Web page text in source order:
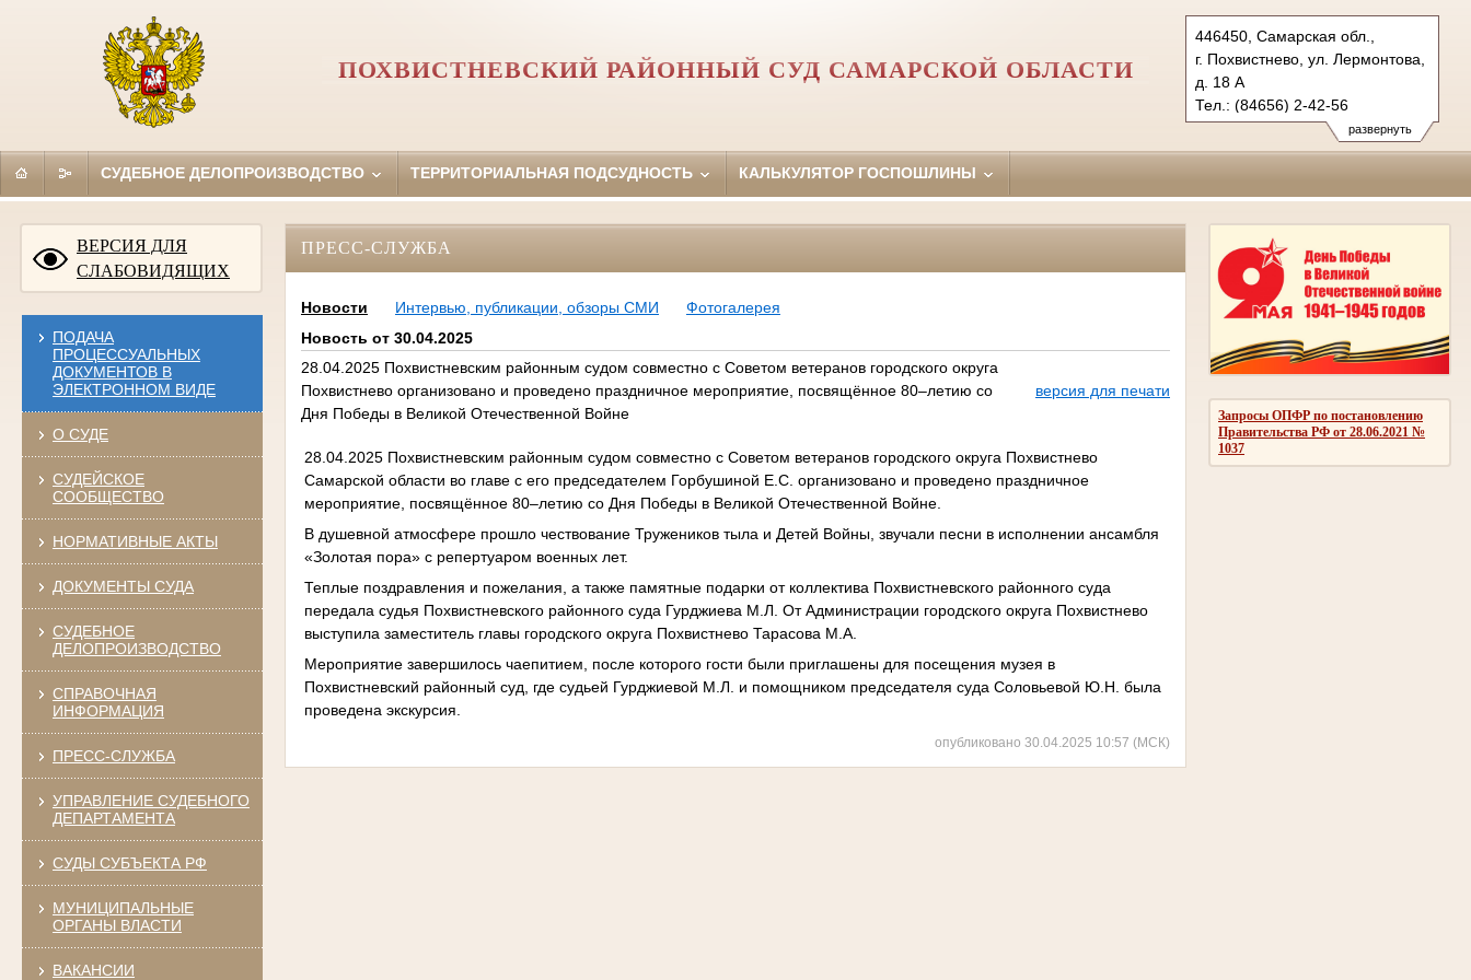
развернуть
446450, Самарская обл.,
г. Похвистнево, ул. Лермонтова,
д. 18 А
Тел.: (84656) 2-42-56
pohvestnensky.sam@sudrf.ru
ПОХВИСТНЕВСКИЙ РАЙОННЫЙ СУД САМАРСКОЙ ОБЛАСТИ
СУДЕБНОЕ ДЕЛОПРОИЗВОДСТВО ТЕРРИТОРИАЛЬНАЯ ПОДСУДНОСТЬ КАЛЬКУЛЯТОР ГОСПОШЛИНЫ
ВЕРСИЯ ДЛЯ
СЛАБОВИДЯЩИХ
ПОДАЧА
ПРОЦЕССУАЛЬНЫХ
ДОКУМЕНТОВ В
ЭЛЕКТРОННОМ ВИДЕ
О СУДЕ
СУДЕЙСКОЕ
СООБЩЕСТВО
НОРМАТИВНЫЕ АКТЫ
ДОКУМЕНТЫ СУДА
СУДЕБНОЕ
ДЕЛОПРОИЗВОДСТВО
СПРАВОЧНАЯ
ИНФОРМАЦИЯ
ПРЕСС-СЛУЖБА
УПРАВЛЕНИЕ СУДЕБНОГО
ДЕПАРТАМЕНТА
СУДЫ СУБЪЕКТА РФ
МУНИЦИПАЛЬНЫЕ
ОРГАНЫ ВЛАСТИ
ВАКАНСИИ
Запросы ОПФР по постановлению
Правительства РФ от 28.06.2021 №
1037
ПРЕСС-СЛУЖБА
Новости Интервью, публикации, обзоры СМИ
Фотогалерея
Новость от 30.04.2025
28.04.2025 Похвистневским районным судом совместно с Советом ветеранов городского округа
Похвистнево организовано и проведено праздничное мероприятие, посвящённое 80–летию со
Дня Победы в Великой Отечественной Войне
версия для печати
28.04.2025 Похвистневским районным судом совместно с Советом ветеранов городского округа Похвистнево
Самарской области во главе с его председателем Горбушиной Е.С. организовано и проведено праздничное
мероприятие, посвящённое 80–летию со Дня Победы в Великой Отечественной Войне.
В душевной атмосфере прошло чествование Тружеников тыла и Детей Войны, звучали песни в исполнении ансамбля
«Золотая пора» с репертуаром военных лет.
Теплые поздравления и пожелания, а также памятные подарки от коллектива Похвистневского районного суда
передала судья Похвистневского районного суда Гурджиева М.Л. От Администрации городского округа Похвистнево
выступила заместитель главы городского округа Похвистнево Тарасова М.А.
Мероприятие завершилось чаепитием, после которого гости были приглашены для посещения музея в
Похвистневский районный суд, где судьей Гурджиевой М.Л. и помощником председателя суда Соловьевой Ю.Н. была
проведена экскурсия.
опубликовано 30.04.2025 10:57 (МСК)